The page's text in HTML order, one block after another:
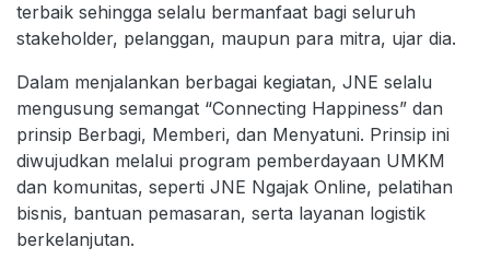
terbaik sehingga selalu bermanfaat bagi seluruh
stakeholder, pelanggan, maupun para mitra, ujar dia.
Dalam menjalankan berbagai kegiatan, JNE selalu
mengusung semangat “Connecting Happiness” dan
prinsip Berbagi, Memberi, dan Menyatuni. Prinsip ini
diwujudkan melalui program pemberdayaan UMKM
dan komunitas, seperti JNE Ngajak Online, pelatihan
bisnis, bantuan pemasaran, serta layanan logistik
berkelanjutan.